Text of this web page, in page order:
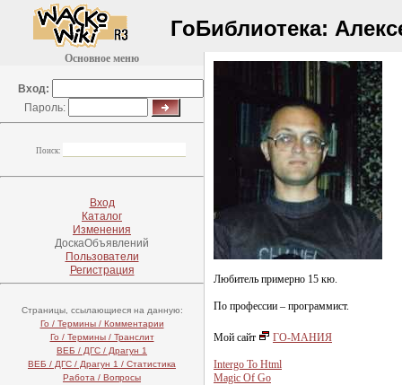
ГоБиблиотека:
Основное меню
Вход:
Пароль:
Поиск:
Вход
Каталог
Изменения
ДоскаОбъявлений
Пользователи
Регистрация
Страницы, ссылающиеся на данную:
Го / Термины / Комментарии
Го / Термины / Транслит
ВЕБ / ДГС / Драгун 1
ВЕБ / ДГС / Драгун 1 / Статистика
Работа / Вопросы
Любитель примерно 15 кю.
По профессии – программист.
Мой сайт ГО-МАНИЯ
Intergo To Html
Magic Of Go